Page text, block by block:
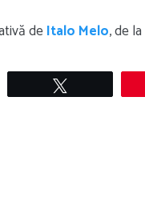
deItalo Melo, de la